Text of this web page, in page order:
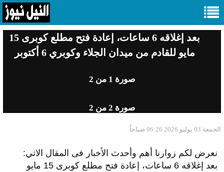
بعد إغلاقه 6 ساعات، إعادة فتح مطلع كوبرى 15
مايو للقادم من ميدان الجلاء وكوبري 6 أكتوبر
صورة 1 من 2
صورة 2 من 2
الجمعة 03 يوليو 2026 06:26 صباحاً
نعرض لكم زوارنا أهم وأحدث الأخبار فى المقال الاتي:
بعد إغلاقه 6 ساعات، إعادة فتح مطلع كوبرى 15 مايو